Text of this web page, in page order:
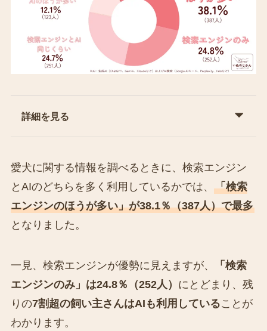
詳細を見る
愛犬に関する情報を調べるときに、検索エンジン
とAIのどちらを多く利用しているかでは、 「検索
エンジンのほうが多い」が38.1％（387人）で最多
となりました。
一見、検索エンジンが優勢に見えますが、
「検索
エンジンのみ」は24.8％（252人） にとどまり、残
りの7割超の飼い主さんはAIも利用していることが
わかります。